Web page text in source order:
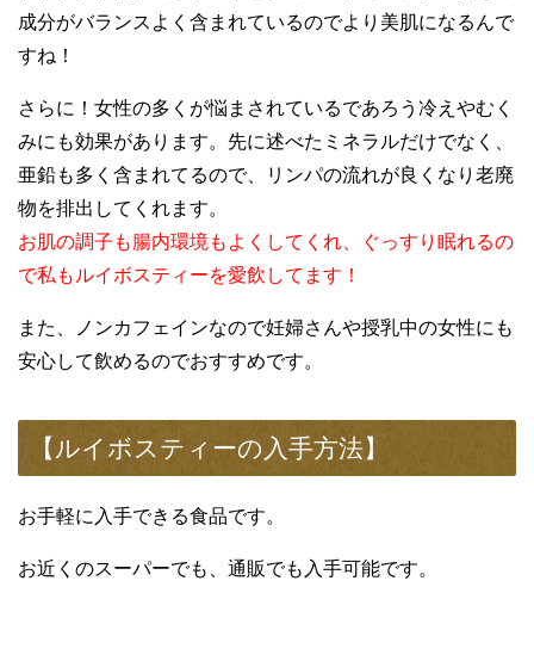
成分がバランスよく含まれているのでより美肌になるんで
すね！
さらに！女性の多くが悩まされているであろう冷えやむく
みにも効果があります。先に述べたミネラルだけでなく、
亜鉛も多く含まれてるので、リンパの流れが良くなり老廃
物を排出してくれます。
お肌の調子も腸内環境もよくしてくれ、ぐっすり眠れるの
で私もルイボスティーを愛飲してます！
また、ノンカフェインなので妊婦さんや授乳中の女性にも
安心して飲めるのでおすすめです。
【ルイボスティーの入手方法】
お手軽に入手できる食品です。
お近くのスーパーでも、通販でも入手可能です。